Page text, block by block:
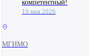
компетентный!
19 мая 2026
МГИМО